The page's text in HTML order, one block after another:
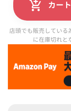
カー
店頭でも販売している
に在庫切れと